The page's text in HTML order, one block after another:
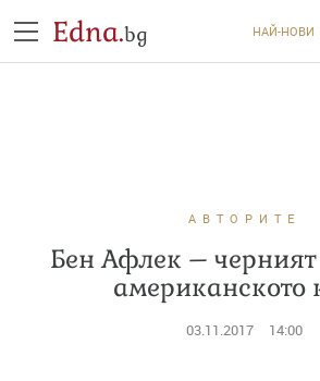
Edna.bg НАЙ-НОВИ
АВТОРИТЕ
Бен Афлек –
американското
03.11.2017 14:00